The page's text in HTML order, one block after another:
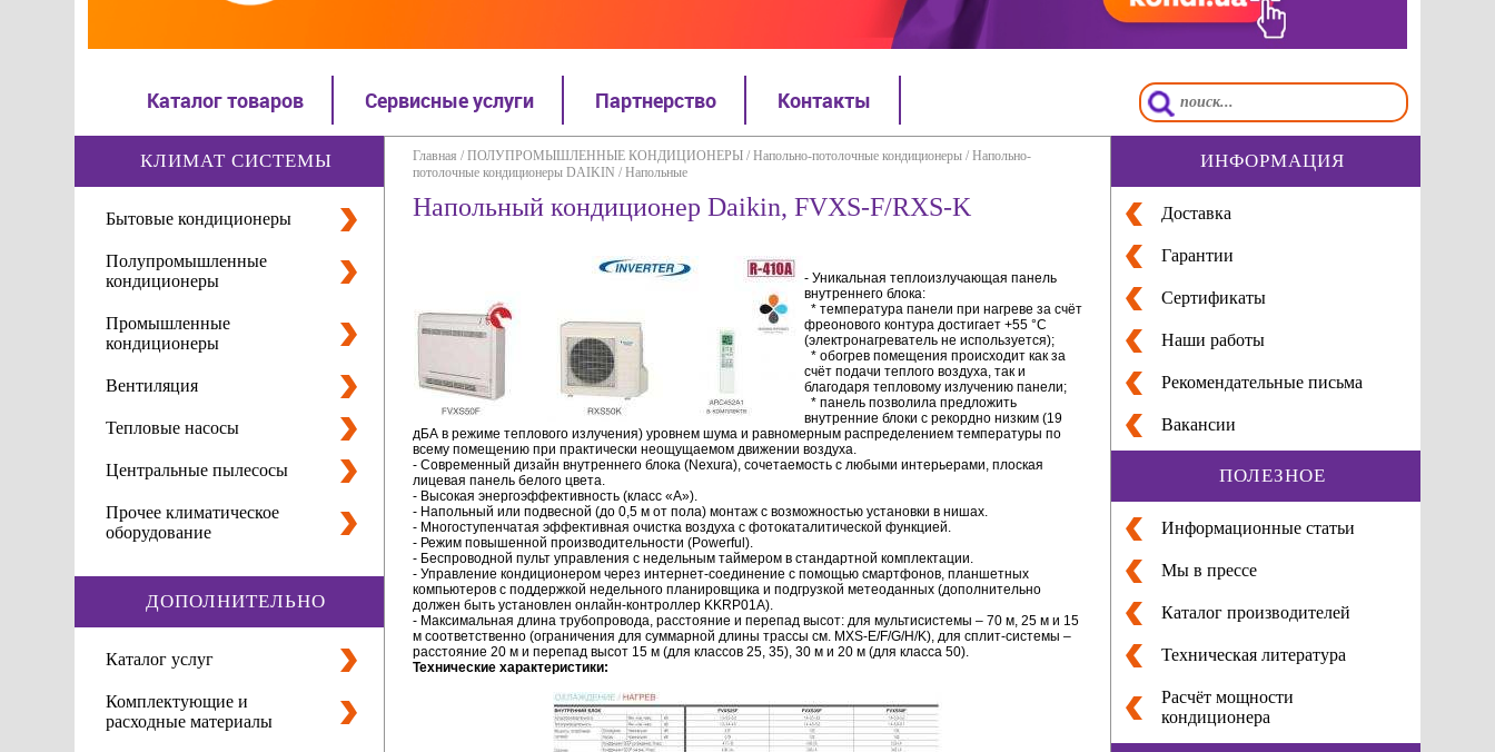
Каталог товаров Сервисные услуги Партнерство Контакты
КЛИМАТ СИСТЕМЫ
Бытовые кондиционеры
Полупромышленные
кондиционеры
Промышленные
кондиционеры
Вентиляция
Тепловые насосы
Центральные пылесосы
Прочее климатическое
оборудование
ДОПОЛНИТЕЛЬНО
Каталог услуг
Комплектующие и
расходные материалы
Главная / ПОЛУПРОМЫШЛЕННЫЕ КОНДИЦИОНЕРЫ/ Напольно-потолочные кондиционеры/ Напольно-
потолочные кондиционеры DAIKIN / Напольные
Напольный кондиционер Daikin, FVXS-F/RXS-K
- Уникальная теплоизлучающая панель
внутреннего блока:
* температура панели при нагреве за счёт
фреонового контура достигает +55 °C
(электронагреватель не используется);
* обогрев помещения происходит как за
счёт подачи теплого воздуха, так и
благодаря тепловому излучению панели;
* панель позволила предложить
внутренние блоки с рекордно низким (19
дБА в режиме теплового излучения) уровнем шума и равномерным распределением температуры по
всему помещению при практически неощущаемом движении воздуха.
- Современный дизайн внутреннего блока (Nexura), сочетаемость с любыми интерьерами, плоская
лицевая панель белого цвета.
- Высокая энергоэффективность (класс «А»).
- Напольный или подвесной (до 0,5 м от пола) монтаж с возможностью установки в нишах.
- Многоступенчатая эффективная очистка воздуха с фотокаталитической функцией.
- Режим повышенной производительности (Powerful).
- Беспроводной пульт управления с недельным таймером в стандартной комплектации.
- Управление кондиционером через интернет-соединение с помощью смартфонов, планшетных
компьютеров с поддержкой недельного планировщика и подгрузкой метеоданных (дополнительно
должен быть установлен онлайн-контроллер KKRP01A).
- Максимальная длина трубопровода, расстояние и перепад высот: для мультисистемы – 70 м, 25 м и 15
м соответственно (ограничения для суммарной длины трассы см. MXS-E/F/G/H/K), для сплит-системы –
расстояние 20 м и перепад высот 15 м (для классов 25, 35), 30 м и 20 м (для класса 50).
Технические характеристики:
ИНФОРМАЦИЯ
Доставка
Гарантии
Сертификаты
Наши работы
Рекомендательные письма
Вакансии
ПОЛЕЗНОЕ
Информационные статьи
Мы в прессе
Каталог производителей
Техническая литература
Расчёт мощности
кондиционера